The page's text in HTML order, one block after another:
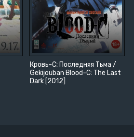
Кровь-С: Последняя Тьма /
Gekijouban Blood-C: The Last
Dark [2012]